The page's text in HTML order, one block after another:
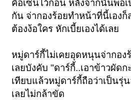
คือเซ็นไว้ก่อน หลังจากนั้นพอ
กัน จ่ากองร้อยทำหน้าที่นี้เองก็
ต้องง้อใคร หักเบี้ยเองได้เลย
หมู่ดาร์กี้ไม่เคยอุดหนุนจ่ากอง
เลยบังคับ "ดาร์กี้..เอาข้าวผัดก
เทียบแล้วหมู่ดาร์กี้ถือว่าเป็นรุ่
เลยไม่กล้าขัด